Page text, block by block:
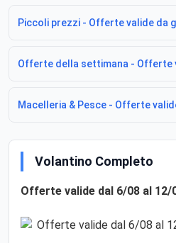
Piccoli prezzi - Offerte valide da
Offerte della settimana - Offerte
Macelleria & Pesce - Offerte
Volantino Completo
Offerte valide dal 6/08 al 12/